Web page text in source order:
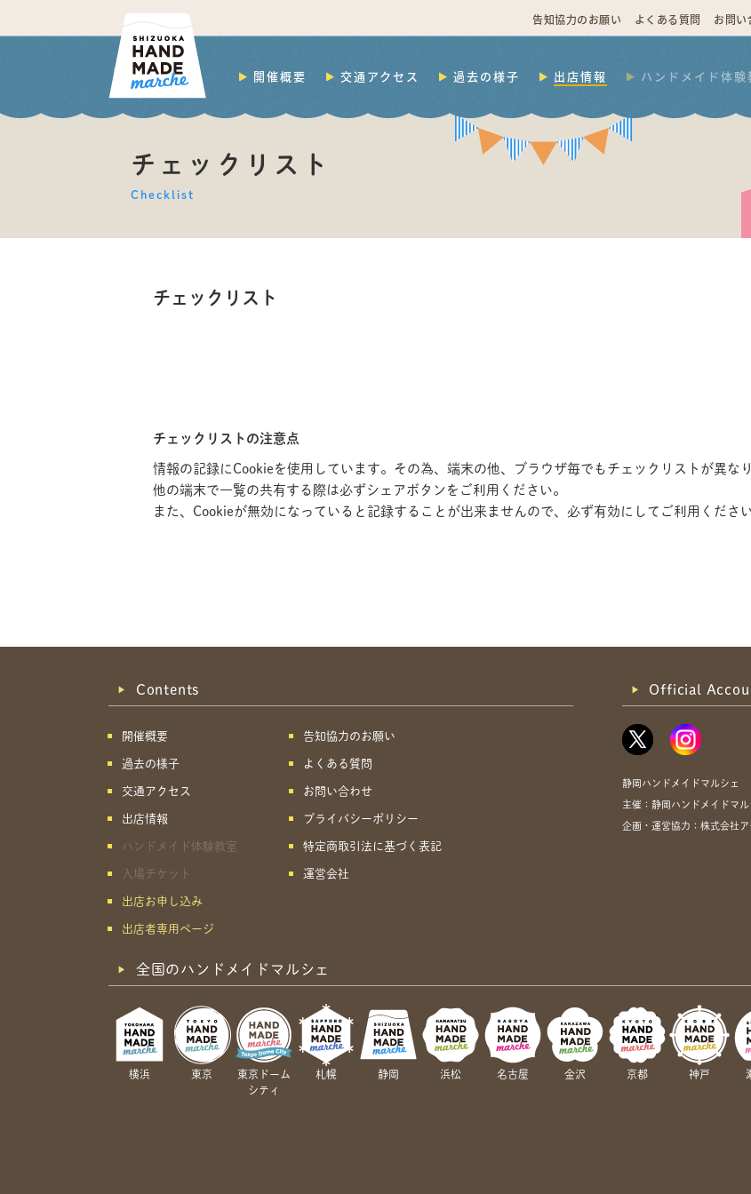
告知協力のお願い よくある質問 お問い
開催概要 交通アクセス 過去の様子 出店情報 ハンドメイド体験
チェックリスト
Checklist
チェックリスト
チェックリストの注意点
情報の記録にCookieを使用しています。その為、端末の他、ブラウザ毎でもチェックリストが異なり
他の端末で一覧の共有する際は必ずシェアボタンをご利用ください。
また、Cookieが無効になっていると記録することが出来ませんので、必ず有効にしてご利用ください
Contents
開催概要
過去の様子
交通アクセス
出店情報
ハンドメイド体験教室
入場チケット
出店お申し込み
出店者専用ページ
告知協力のお願い
よくある質問
お問い合わせ
プライバシーポリシー
特定商取引法に基づく表記
運営会社
Official
静岡ハンドメイドマルシェ
主催：静岡ハンドメイドマ
企画・運営協力：株式会社
全国のハンドメイドマルシェ
横浜 東京
東京ドーム
シティ
札幌 静岡 浜松 名古屋 金沢 京都 神戸